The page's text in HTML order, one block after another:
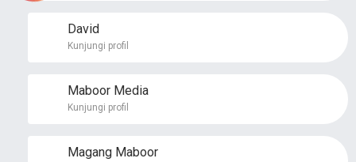
David
Kunjungi profil
Maboor Media
Kunjungi profil
Magang Maboor